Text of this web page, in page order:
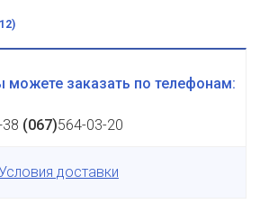
заказать по телефонам:
(067)564-03-20
доставки